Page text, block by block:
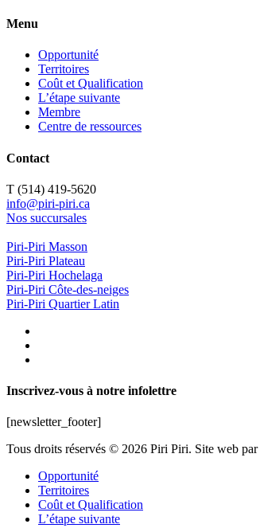
Menu
Opportunité
Territoires
Coût et Qualification
L’étape suivante
Membre
Centre de ressources
Contact
T (514) 419-5620
info@piri-piri.ca
Nos succursales
Piri-Piri Masson
Piri-Piri Plateau
Piri-Piri Hochelaga
Piri-Piri Côte-des-neiges
Piri-Piri Quartier Latin
Inscrivez-vous à notre infolettre
[newsletter_footer]
Tous droits réservés © 2026 Piri Piri. Site web par
Opportunité
Territoires
Coût et Qualification
L’étape suivante